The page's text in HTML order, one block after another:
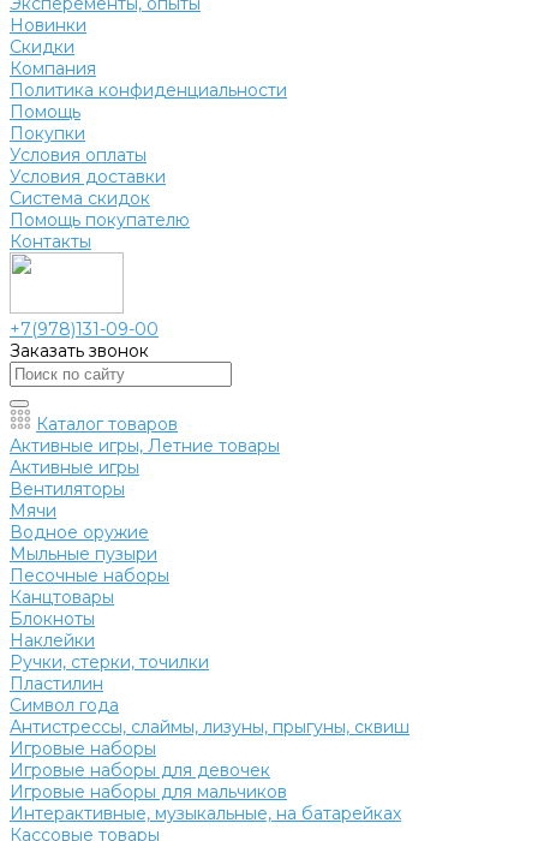
Новинки
Скидки
Компания
Политика конфиденциальности
Помощь
Покупки
Условия оплаты
Условия доставки
Система скидок
Помощь покупателю
Контакты
+7(978)131-09-00
Заказать звонок
Каталог товаров
Активные игры, Летние товары
Активные игры
Вентиляторы
Мячи
Водное оружие
Мыльные пузыри
Песочные наборы
Канцтовары
Блокноты
Наклейки
Ручки, стерки, точилки
Пластилин
Символ года
Антистрессы, слаймы, лизуны, прыгуны, сквиш
Игровые наборы
Игровые наборы для девочек
Игровые наборы для мальчиков
Интерактивные, музыкальные, на батарейках
Кассовые товары